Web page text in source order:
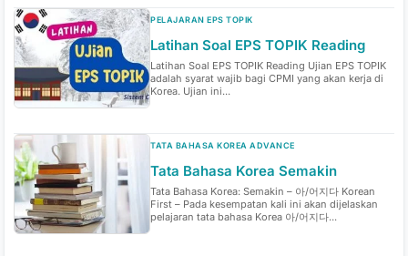
PELAJARAN EPS TOPIK
Latihan Soal EPS TOPIK Reading
Latihan Soal EPS TOPIK Reading Ujian EPS TOPIK
adalah syarat wajib bagi CPMI yang akan kerja di
Korea. Ujian ini...
TATA BAHASA KOREA ADVANCE
Tata Bahasa Korea Semakin
Tata Bahasa Korea: Semakin – 아/어지다 Korean
First – Pada kesempatan kali ini akan dijelaskan
pelajaran tata bahasa Korea 아/어지다...